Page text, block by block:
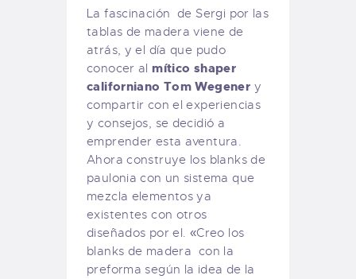
La fascinación de Sergi por las
tablas de madera viene de
atrás, y el día que pudo
conocer almítico shaper
californiano Tom Wegener y
compartir con el experiencias
y consejos, se decidió a
emprender esta aventura.
Ahora construye los blanks de
paulonia con un sistema que
mezcla elementos ya
existentes con otros
diseñados por el. «Creo los
blanks de madera con la
preforma según la idea de la